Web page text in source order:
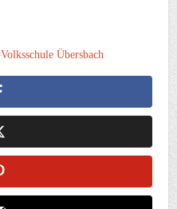
Volksschule Übersbach